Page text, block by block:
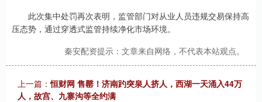
此次集中处罚再次表明，监管部门对从业人员违规交易保持高
压态势，通过穿透式监管持续净化市场环境。
秦安配资提示：文章来自网络，不代表本站观点。
上一篇：恒财网 售罄！济南趵突泉人挤人，西湖一天涌入44万
人，故宫、九寨沟等全约满